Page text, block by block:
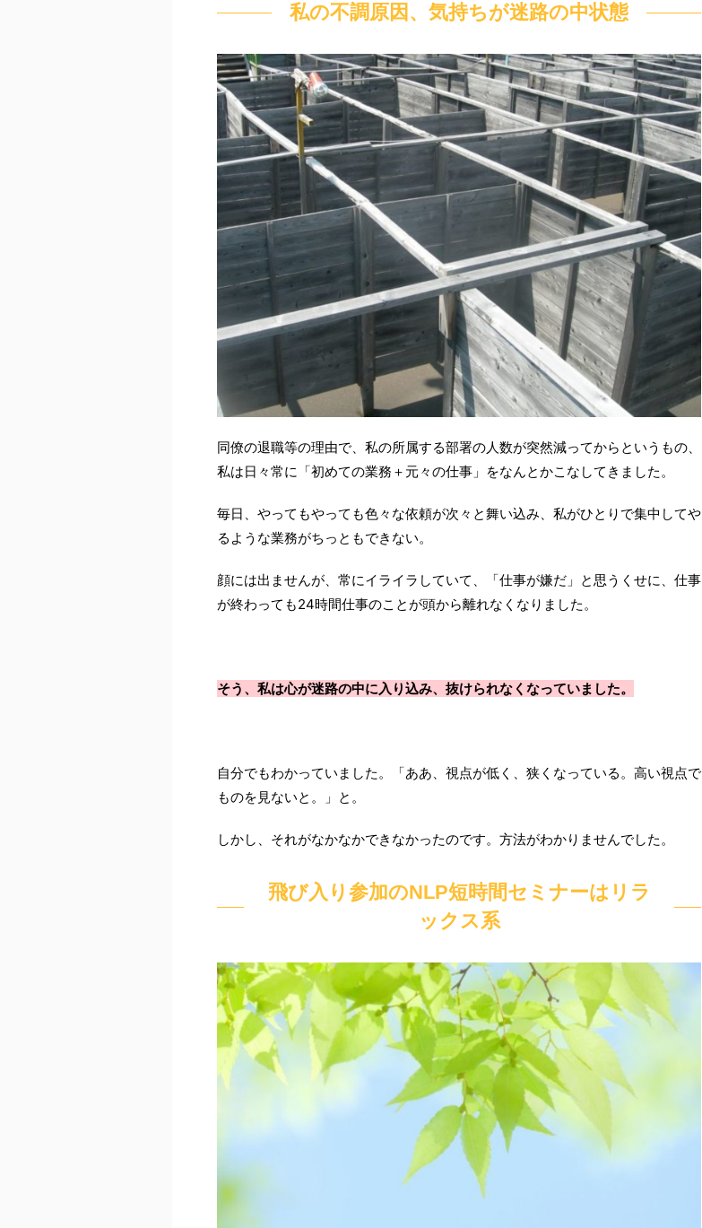
私の不調原因、気持ちが迷路の中状態
同僚の退職等の理由で、私の所属する部署の人数が突然減ってからというもの、
私は日々常に「初めての業務＋元々の仕事」をなんとかこなしてきました。
毎日、やってもやっても色々な依頼が次々と舞い込み、私がひとりで集中してや
るような業務がちっともできない。
顔には出ませんが、常にイライラしていて、「仕事が嫌だ」と思うくせに、仕事
が終わっても24時間仕事のことが頭から離れなくなりました。
そう、私は心が迷路の中に入り込み、抜けられなくなっていました。
自分でもわかっていました。「ああ、視点が低く、狭くなっている。高い視点で
ものを見ないと。」と。
しかし、それがなかなかできなかったのです。方法がわかりませんでした。
飛び入り参加のNLP短時間セミナーはリラ
ックス系